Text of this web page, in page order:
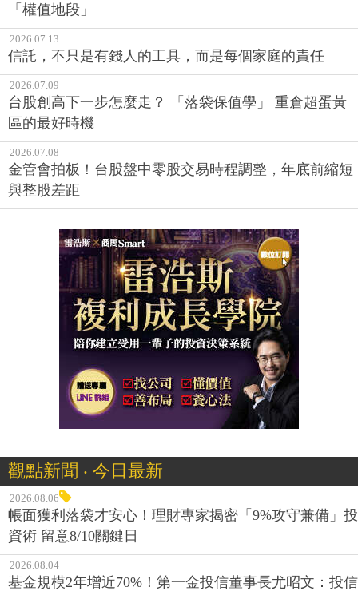
「權值地段」
2026.07.13
信託，不只是有錢人的工具，而是每個家庭的責任
2026.07.09
台股創高下一步怎麼走？ 「落袋保值學」 重倉超蛋黃
區的最好時機
2026.07.08
金管會拍板！台股盤中零股交易時程調整，年底前縮短
與整股差距
觀點新聞 ‧ 今日最新
2026.08.06
帳面獲利落袋才安心！理財專家揭密「9%攻守兼備」投
資術 留意8/10關鍵日
2026.08.04
基金規模2年增近70%！第一金投信董事長尤昭文：投信